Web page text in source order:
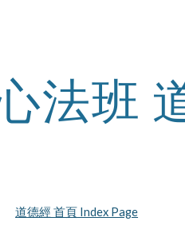
法班
道德經 首頁 Index Page